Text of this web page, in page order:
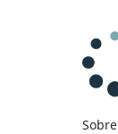
Sobre